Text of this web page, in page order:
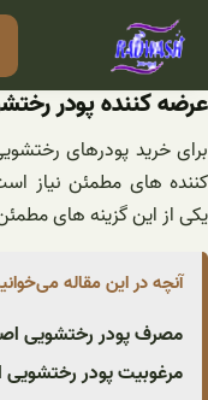
رفتن
عرضه کننده پودر
برای خرید پودرهای
کننده های مطمئن نیاز
یکی از این گزینه های
آنچه در این مقاله
مصرف پودر رختشویی
مرغوبیت پودر